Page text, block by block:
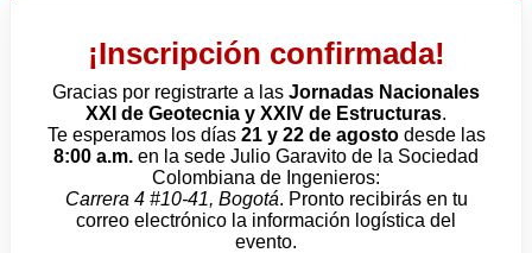
¡Inscripción confirmada!
Gracias por registrarte a las Jornadas Nacionales
XXI de Geotecnia y XXIV de Estructuras.
Te esperamos los días 21 y 22 de agostodesde las
8:00 a.m. en la sede Julio Garavito de la Sociedad
Colombiana de Ingenieros:
Carrera 4 #10-41, Bogotá. Pronto recibirás en tu
correo electrónico la información logística del
evento.